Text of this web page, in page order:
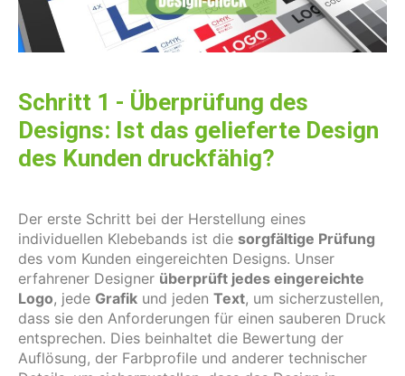
Schritt 1 - Überprüfung des
Designs: Ist das gelieferte Design
des Kunden druckfähig?
Der erste Schritt bei der Herstellung eines
individuellen Klebebands ist die sorgfältige Prüfung
des vom Kunden eingereichten Designs. Unser
erfahrener Designer überprüft jedes eingereichte
Logo, jede Grafik und jeden Text, um sicherzustellen,
dass sie den Anforderungen für einen sauberen Druck
entsprechen. Dies beinhaltet die Bewertung der
Auflösung, der Farbprofile und anderer technischer